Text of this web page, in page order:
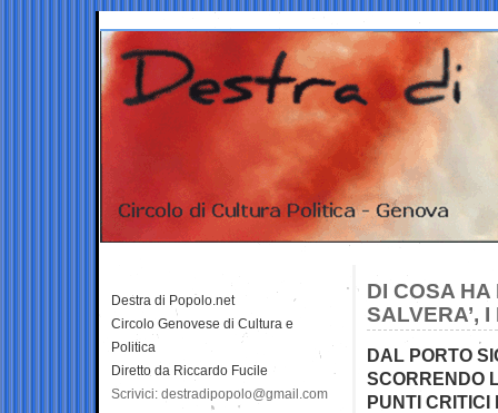
DI COSA
SALVERA’,
DAL PORTO
SCORRENDO
PUNTI CRITICI
Destra di Popolo.net
Circolo Genovese di Cultura e
Politica
Diretto da Riccardo Fucile
Scrivici: destradipopolo@gmail.com